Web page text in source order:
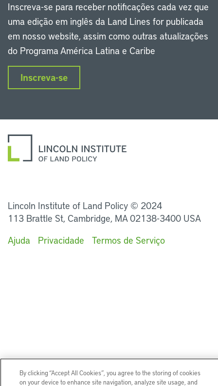
Inscreva-se para receber notificações cada vez que
uma edição em inglês da Land Lines for publicada
em nosso website, assim como outras atualizações
do Programa América Latina e Caribe
Inscreva-se
Lincoln Institute of Land Policy © 2024
113 Brattle St, Cambridge, MA 02138-3400 USA
Ajuda
Privacidade Termos de Serviço
By clicking “Accept All Cookies”, you agree to the storing of cookies
on your device to enhance site navigation, analyze site usage, and